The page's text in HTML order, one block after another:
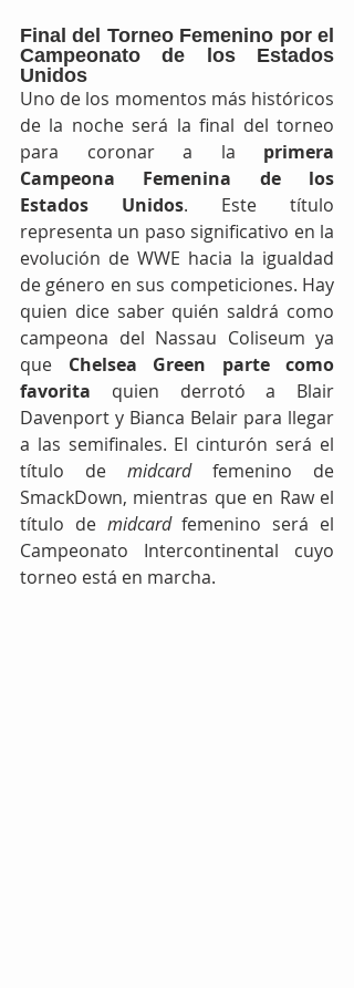
Final del Torneo Femenino por el
Campeonato de los Estados
Unidos
Uno de los momentos más históricos
de la noche será la final del torneo
para coronar a la primera
Campeona Femenina de los
Estados Unidos. Este título
representa un paso significativo en la
evolución de WWE hacia la igualdad
de género en sus competiciones. Hay
quien dice saber quién saldrá como
campeona del Nassau Coliseum ya
que Chelsea Green parte como
favorita quien derrotó a Blair
Davenport y Bianca Belair para llegar
a las semifinales. El cinturón será el
título de midcard femenino de
SmackDown, mientras que en Raw el
título de midcard femenino será el
Campeonato Intercontinental cuyo
torneo está en marcha.